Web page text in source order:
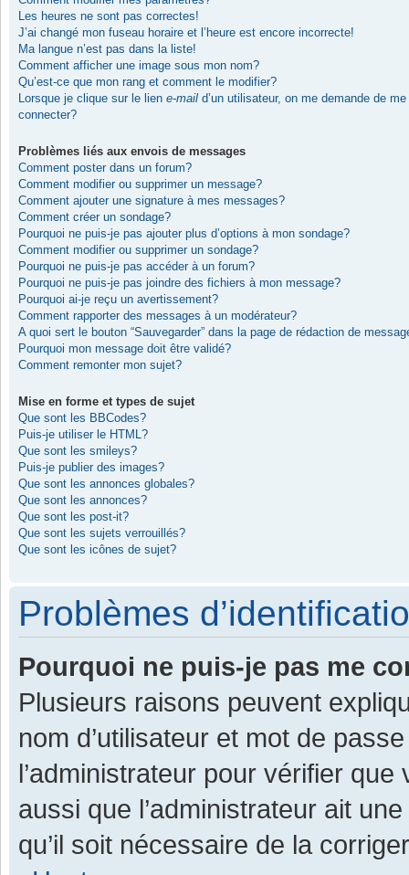
Les heures ne sont pas correctes!
J’ai changé mon fuseau horaire et l’heure est encore incorrecte!
Ma langue n’est pas dans la liste!
Comment afficher une image sous mon nom?
Qu’est-ce que mon rang et comment le modifier?
Lorsque je clique sur le lien e-mail d’un utilisateur, on me demande de me
connecter?
Problèmes liés aux envois de messages
Comment poster dans un forum?
Comment modifier ou supprimer un message?
Comment ajouter une signature à mes messages?
Comment créer un sondage?
Pourquoi ne puis-je pas ajouter plus d’options à mon sondage?
Comment modifier ou supprimer un sondage?
Pourquoi ne puis-je pas accéder à un forum?
Pourquoi ne puis-je pas joindre des fichiers à mon message?
Pourquoi ai-je reçu un avertissement?
Comment rapporter des messages à un modérateur?
A quoi sert le bouton “Sauvegarder” dans la page de rédaction de
Pourquoi mon message doit être validé?
Comment remonter mon sujet?
Mise en forme et types de sujet
Que sont les BBCodes?
Puis-je utiliser le HTML?
Que sont les smileys?
Puis-je publier des images?
Que sont les annonces globales?
Que sont les annonces?
Que sont les post-it?
Que sont les sujets verrouillés?
Que sont les icônes de sujet?
Problèmes
Pourquoi ne puis-je pas me
Plusieurs raisons peuvent
nom d’utilisateur et mot de
l’administrateur pour vérifier
aussi que l’administrateur ait
qu’il soit nécessaire de la